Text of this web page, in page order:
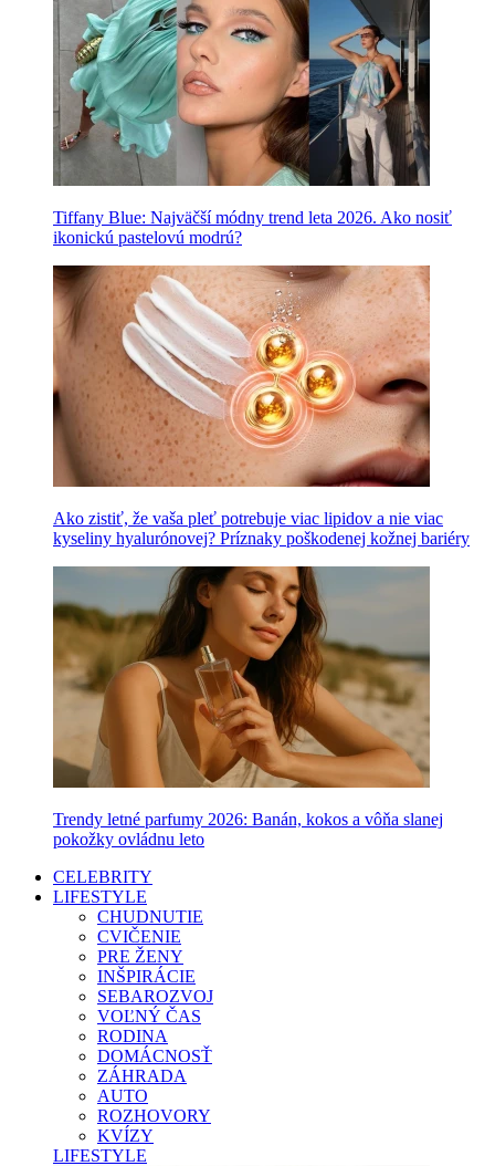
Tiffany Blue: Najväčší módny trend leta 2026. Ako nosiť
ikonickú pastelovú modrú?
Ako zistiť, že vaša pleť potrebuje viac lipidov a nie viac
kyseliny hyalurónovej? Príznaky poškodenej kožnej bariéry
Trendy letné parfumy 2026: Banán, kokos a vôňa slanej
pokožky ovládnu leto
CELEBRITY
LIFESTYLE
CHUDNUTIE
CVIČENIE
PRE ŽENY
INŠPIRÁCIE
SEBAROZVOJ
VOĽNÝ ČAS
RODINA
DOMÁCNOSŤ
ZÁHRADA
AUTO
ROZHOVORY
KVÍZY
LIFESTYLE